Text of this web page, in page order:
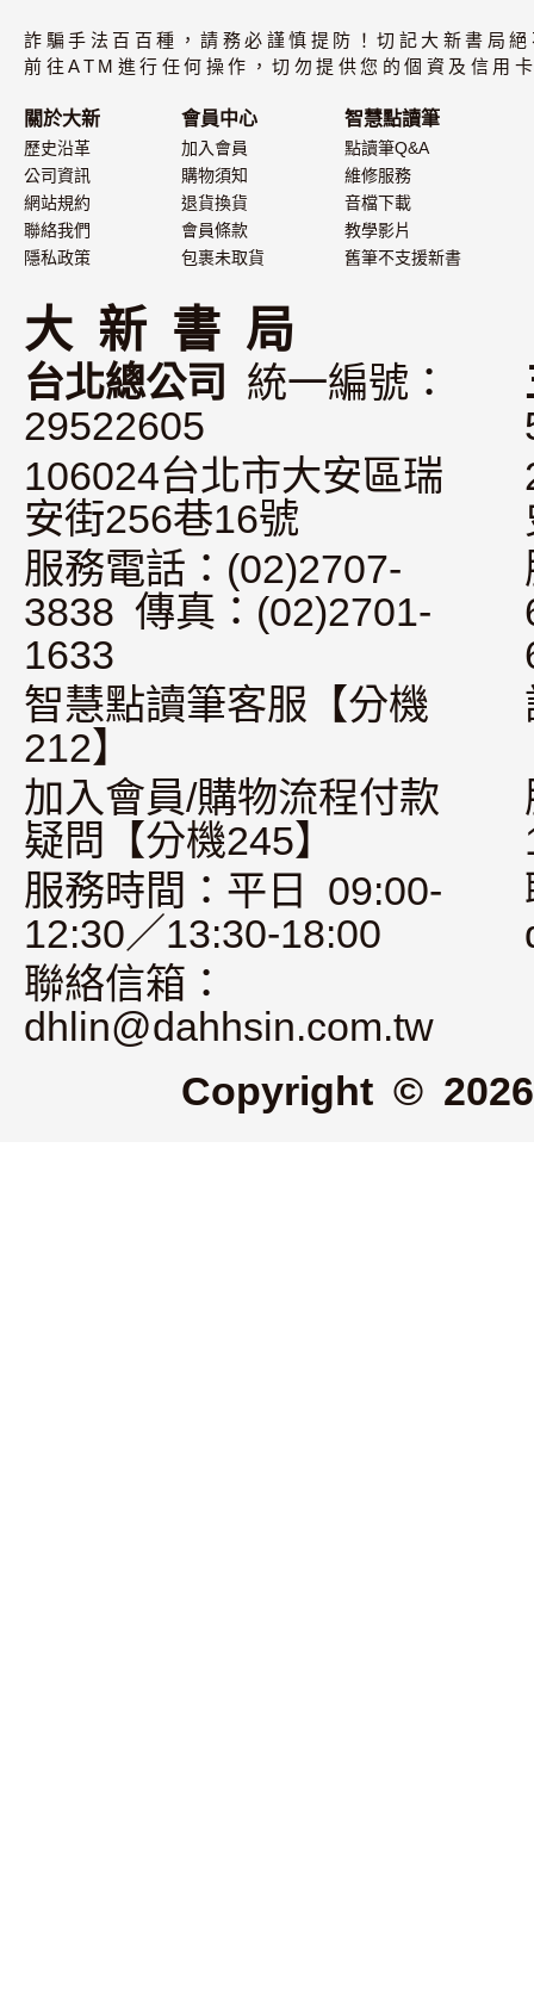
詐騙手法百百種，請務必謹慎提防！切記大新書局
前往ATM進行任何操作，切勿提供您的個資及信用
關於大新
歷史沿革
公司資訊
網站規約
聯絡我們
隱私政策
會員中心
加入會員
購物須知
退貨換貨
會員條款
包裹未取貨
智慧點讀筆
點讀筆Q&A
維修服務
音檔下載
教學影片
舊筆不支援新書
大 新 書 局
台北總公司
統一編號：
29522605
106024台北市大安區瑞
安街256巷16號
服務電話：(02)2707-
3838 傳真：(02)2701-
1633
智慧點讀筆客服【分機
212】
加入會員/購物流程付款
疑問【分機245】
服務時間：平日 09:00-
12:30／13:30-18:00
聯絡信箱：
dhlin@dahhsin.com.tw
Copyright ©